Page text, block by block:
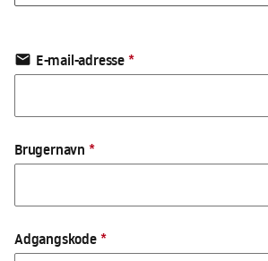
email E-mail-adresse*
Brugernavn *
Adgangskode*